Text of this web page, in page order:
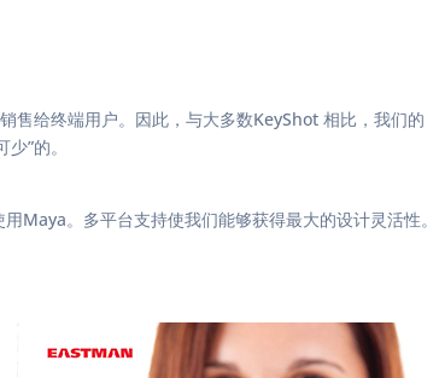
售给终端用户。因此，与大多数KeyShot 相比，我们的
”的。
Maya。多平台支持使我们能够获得最大的设计灵活性。